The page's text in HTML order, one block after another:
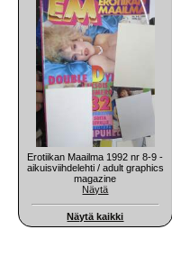
Erotiikan Maailma 1992 nr 8-9 -
aikuisviihdelehti / adult graphics
magazine
Näytä
Näytä kaikki